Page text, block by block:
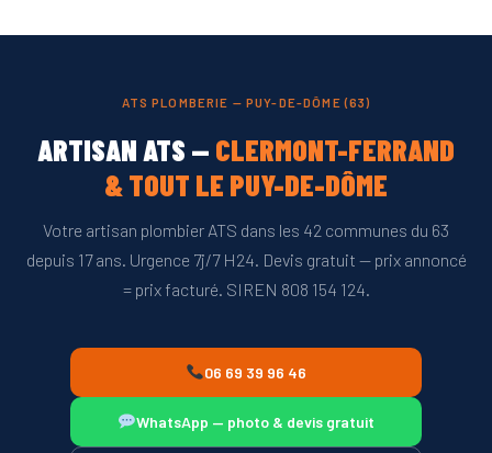
ATS PLOMBERIE — PUY-DE-DÔME (63)
ARTISAN ATS — CLERMONT-FERRAND
& TOUT LE PUY-DE-DÔME
Votre artisan plombier ATS dans les 42 communes du 63
depuis 17 ans. Urgence 7j/7 H24. Devis gratuit — prix annoncé
= prix facturé. SIREN 808 154 124.
06 69 39 96 46
WhatsApp — photo & devis gratuit